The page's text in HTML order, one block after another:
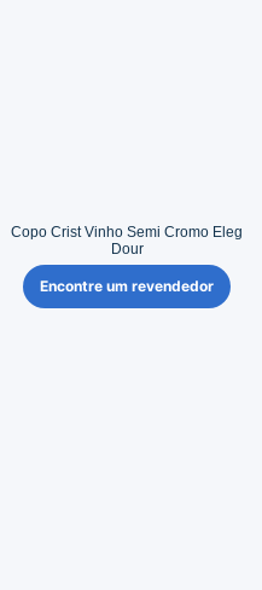
Copo Crist Vinho Semi Cromo Eleg
Dour
Encontre um revendedor